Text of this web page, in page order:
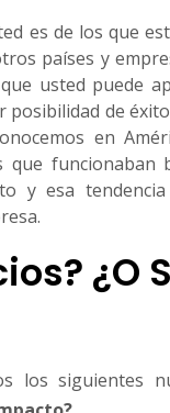
es de los que
países y
usted puede
de
en
funcionaban
y esa
¿O
los siguientes